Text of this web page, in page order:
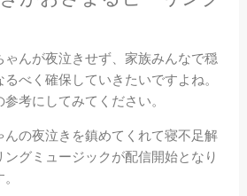
んが夜泣きせず、家族みんなで穏
べく確保していきたいですよね。
考にしてみてください。
んの夜泣きを鎮めてくれて寝不足解
グミュージックが配信開始となり